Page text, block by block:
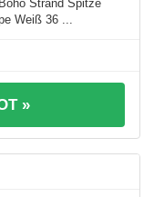
Strand Spitze
Weiß 36 ...
»